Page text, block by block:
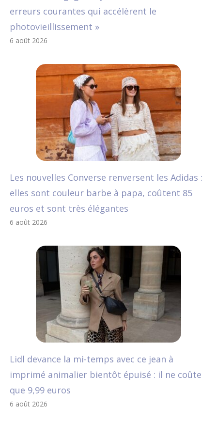
erreurs courantes qui accélèrent le
photovieillissement »
6 août 2026
Les nouvelles Converse renversent les Adidas :
elles sont couleur barbe à papa, coûtent 85
euros et sont très élégantes
6 août 2026
Lidl devance la mi-temps avec ce jean à
imprimé animalier bientôt épuisé : il ne coûte
que 9,99 euros
6 août 2026